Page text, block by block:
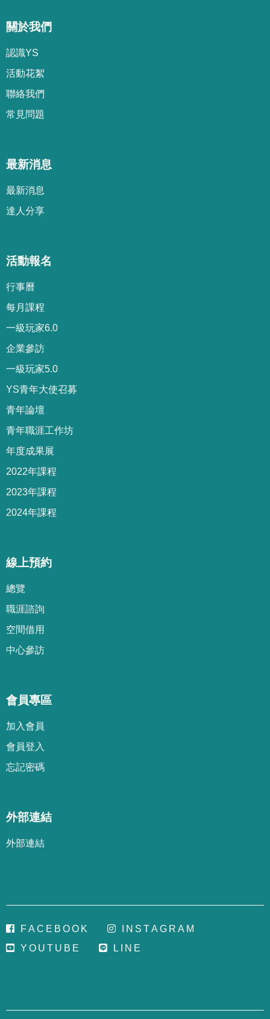
關於我們
認識YS
活動花絮
聯絡我們
常見問題
最新消息
最新消息
達人分享
活動報名
行事曆
每月課程
一級玩家6.0
企業參訪
一級玩家5.0
YS青年大使召募
青年論壇
青年職涯工作坊
年度成果展
2022年課程
2023年課程
2024年課程
線上預約
總覽
職涯諮詢
空間借用
中心參訪
會員專區
加 入會 員
會 員登 入
忘記密碼
外部連結
外部連結
FA C E B OO K N S TA G R A M
Y O U T U B E L N E